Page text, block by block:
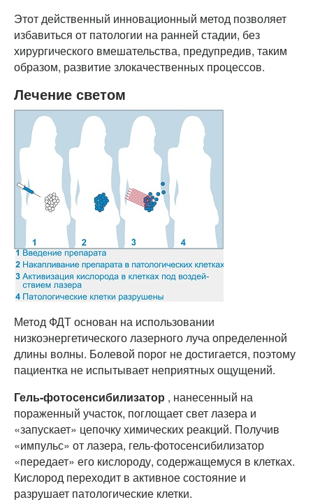
Этот действенный инновационный метод позволяет
избавиться от патологии на ранней стадии, без
хирургического вмешательства, предупредив, таким
образом, развитие злокачественных процессов.
Лечение светом
Метод ФДТ основан на использовании
низкоэнергетического лазерного луча определенной
длины волны. Болевой порог не достигается, поэтому
пациентка не испытывает неприятных ощущений.
Гель-фотосенсибилизатор , нанесенный на
пораженный участок, поглощает свет лазера и
«запускает» цепочку химических реакций. Получив
«импульс» от лазера, гель-фотосенсибилизатор
«передает» его кислороду, содержащемуся в клетках.
Кислород переходит в активное состояние и
разрушает патологические клетки.